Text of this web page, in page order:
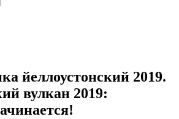
йеллоустонский 2019.
вулкан 2019: